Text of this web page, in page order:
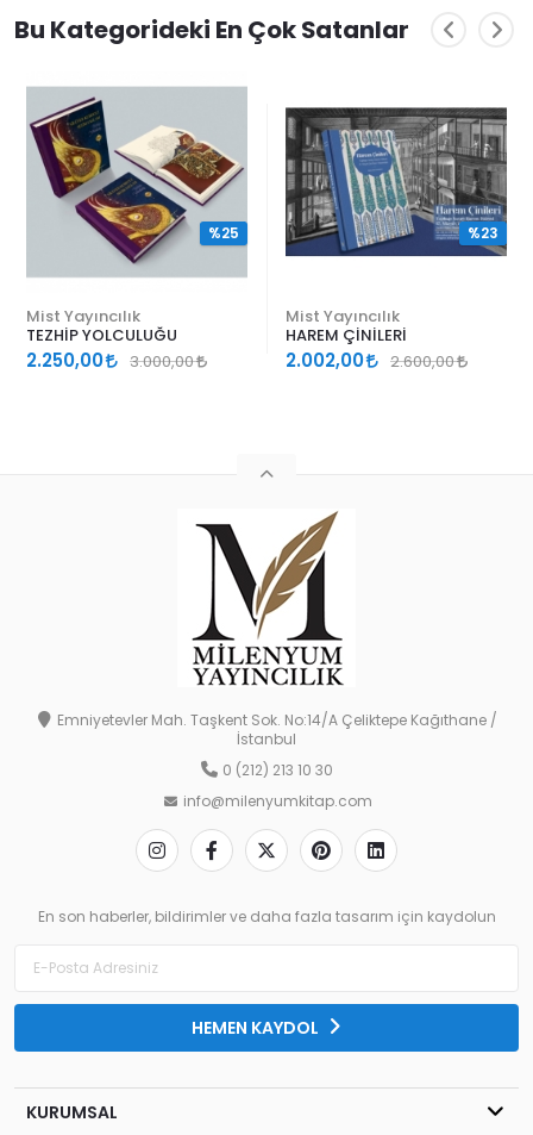
Bu Kategorideki En Çok Satanlar
Mist Yayıncılık
TEZHİP YOLCULUĞU
2.250,00 3.000,00
%25
Mist Yayıncılık
HAREM ÇİNİLERİ
2.002,00 2.600,00
%23
Emniyetevler Mah. Taşkent Sok. No:14/A Çeliktepe Kağıthane /
İstanbul
0 (212) 213 10 30
info@milenyumkitap.com
En son haberler, bildirimler ve daha fazla tasarım için kaydolun
HEMEN KAYDOL
KURUMSAL